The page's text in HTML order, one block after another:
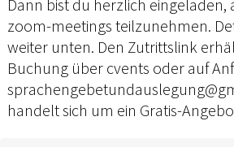
Dann bist du herzlich eingeladen,
zoom-meetings teilzunehmen.
weiter unten. Den Zutrittslink
Buchung über cvents oder auf
handelt sich um ein Gratis-